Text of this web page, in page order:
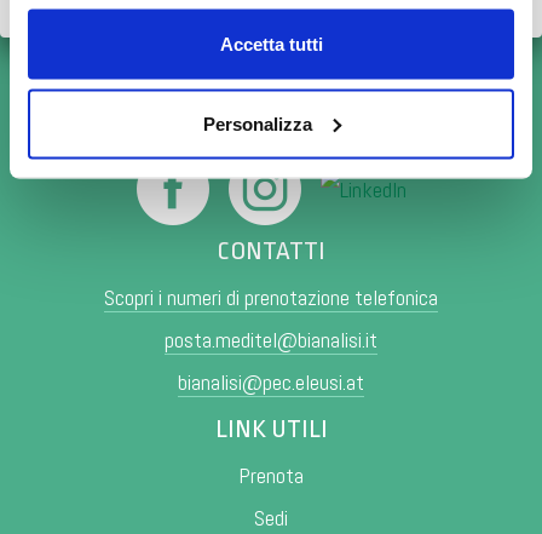
Accetta tutti
Personalizza
CONTATTI
Scopri i numeri di prenotazione telefonica
posta.meditel@bianalisi.it
bianalisi@pec.eleusi.at
LINK UTILI
Prenota
Sedi